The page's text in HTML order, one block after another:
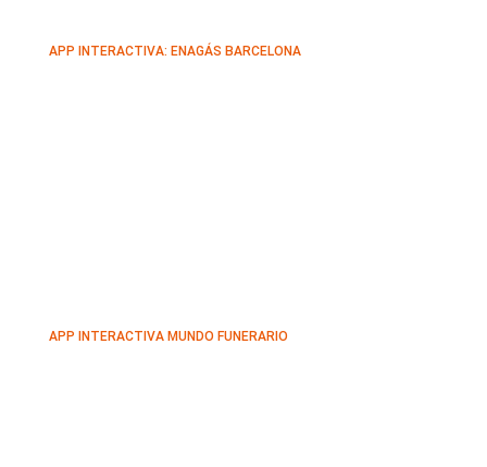
APP INTERACTIVA: ENAGÁS BARCELONA
APP INTERACTIVA MUNDO FUNERARIO